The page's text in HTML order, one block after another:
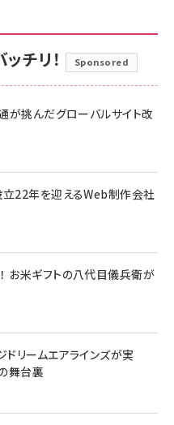
チリ！ Sponsored
が挑んだグローバルサイト改
立22年を迎えるWeb制作会社
お米ギフトの八代目儀兵衛が
リームエアラインズが実
舞台裏